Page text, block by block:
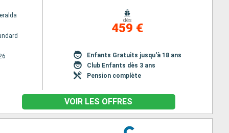
dès
459 €
Enfants Gratuits jusqu'à 18 ans
Club Enfants dès 3 ans
Pension complète
VOIR LES OFFRES